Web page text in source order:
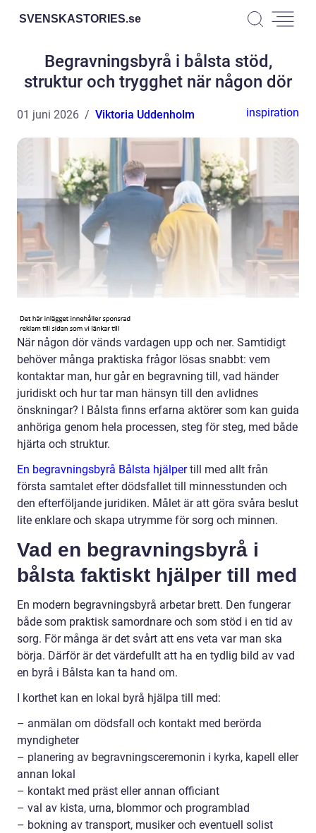
SVENSKASTORIES.se
Begravningsbyrå i bålsta stöd,
struktur och trygghet när någon dör
01 juni 2026 Viktoria Uddenholm inspiration
När någon dör vänds vardagen upp och ner. Samtidigt
behöver många praktiska frågor lösas snabbt: vem
kontaktar man, hur går en begravning till, vad händer
juridiskt och hur tar man hänsyn till den avlidnes
önskningar? I Bålsta finns erfarna aktörer som kan guida
anhöriga genom hela processen, steg för steg, med både
hjärta och struktur.
En begravningsbyrå Bålsta hjälpertill med allt från
första samtalet efter dödsfallet till minnesstunden och
den efterföljande juridiken. Målet är att göra svåra beslut
lite enklare och skapa utrymme för sorg och minnen.
Vad en begravningsbyrå i
bålsta faktiskt hjälper till med
En modern begravningsbyrå arbetar brett. Den fungerar
både som praktisk samordnare och som stöd i en tid av
sorg. För många är det svårt att ens veta var man ska
börja. Därför är det värdefullt att ha en tydlig bild av vad
en byrå i Bålsta kan ta hand om.
I korthet kan en lokal byrå hjälpa till med:
– anmälan om dödsfall och kontakt med berörda
myndigheter
– planering av begravningsceremonin i kyrka, kapell eller
annan lokal
– kontakt med präst eller annan officiant
– val av kista, urna, blommor och programblad
– bokning av transport, musiker och eventuell solist